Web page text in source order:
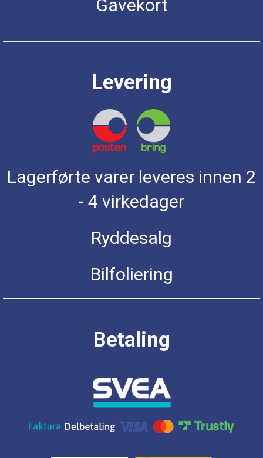
Gavekort
Levering
Lagerførte varer leveres innen 2
- 4 virkedager
Ryddesalg
Bilfoliering
Betaling